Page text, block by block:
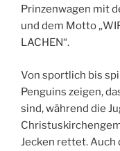
Prinzenwagen mit
und dem Motto
LACHEN“.
Von sportlich bis
Penguins zeigen,
sind, während die
Jecken rettet. Auch